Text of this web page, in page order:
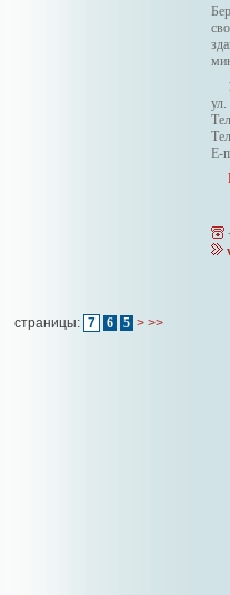
E-
страницы: 7 6 5 > >>